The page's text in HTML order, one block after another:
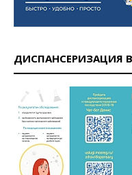
ДИСПАНСЕРИЗАЦИЯ